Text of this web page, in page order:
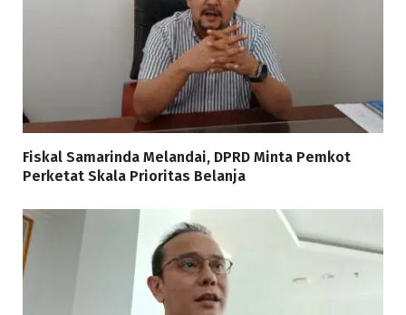
Fiskal Samarinda Melandai, DPRD Minta Pemkot
Perketat Skala Prioritas Belanja